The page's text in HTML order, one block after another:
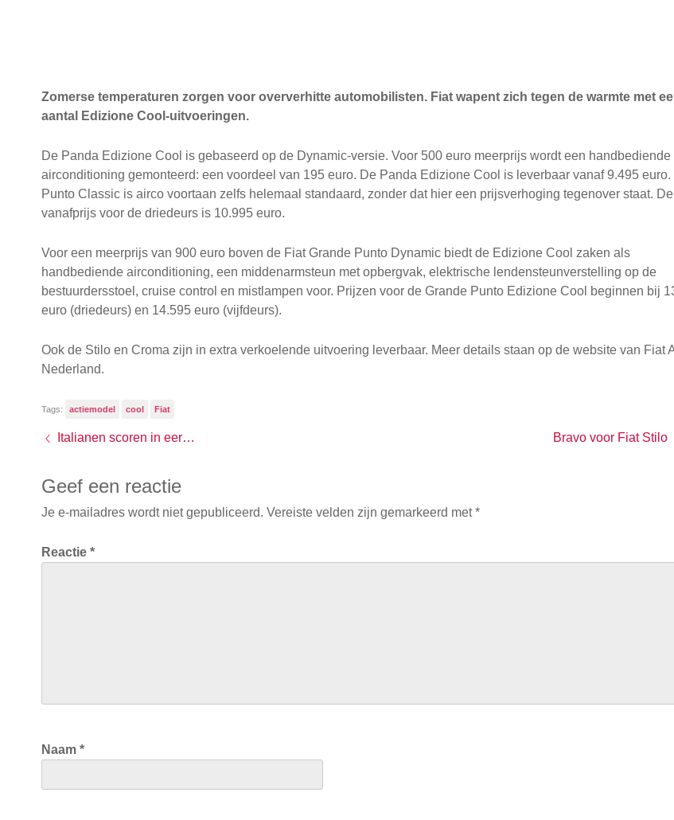
Zomerse temperaturen zorgen voor oververhitte automobilisten. Fiat wapent zich tegen de warmte met
aantal Edizione Cool-uitvoeringen.
De Panda Edizione Cool is gebaseerd op de Dynamic-versie. Voor 500 euro meerprijs wordt een handbediende
airconditioning gemonteerd: een voordeel van 195 euro. De Panda Edizione Cool is leverbaar vanaf 9.495 euro.
Punto Classic is airco voortaan zelfs helemaal standaard, zonder dat hier een prijsverhoging tegenover staat. De
vanafprijs voor de driedeurs is 10.995 euro.
Voor een meerprijs van 900 euro boven de Fiat Grande Punto Dynamic biedt de Edizione Cool zaken als
handbediende airconditioning, een middenarmsteun met opbergvak, elektrische lendensteunverstelling op de
bestuurdersstoel, cruise control en mistlampen voor. Prijzen voor de Grande Punto Edizione Cool beginnen bij
euro (driedeurs) en 14.595 euro (vijfdeurs).
Ook de Stilo en Croma zijn in extra verkoelende uitvoering leverbaar. Meer details staan op de website van Fiat
Nederland.
Tags: actiemodel cool Fiat
Italianen scoren in eerste helft Bravo voor Fiat Stilo
Geef een reactie
Je e-mailadres wordt niet gepubliceerd. Vereiste velden zijn gemarkeerd met*
Reactie *
Naam *